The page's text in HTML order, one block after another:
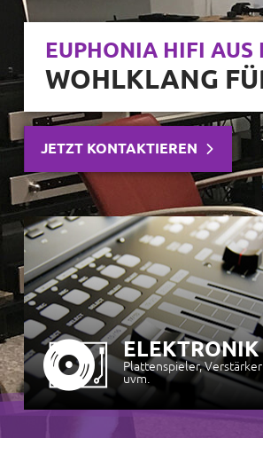
ELEKTRONIK
Plattenspieler, Verstärker
uvm.